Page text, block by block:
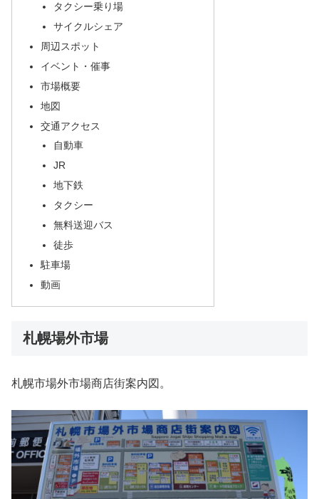
タクシー乗り場
サイクルシェア
周辺スポット
イベント・催事
市場概要
地図
交通アクセス
自動車
JR
地下鉄
タクシー
無料送迎バス
徒歩
駐車場
動画
札幌場外市場
札幌市場外市場商店街案内図。